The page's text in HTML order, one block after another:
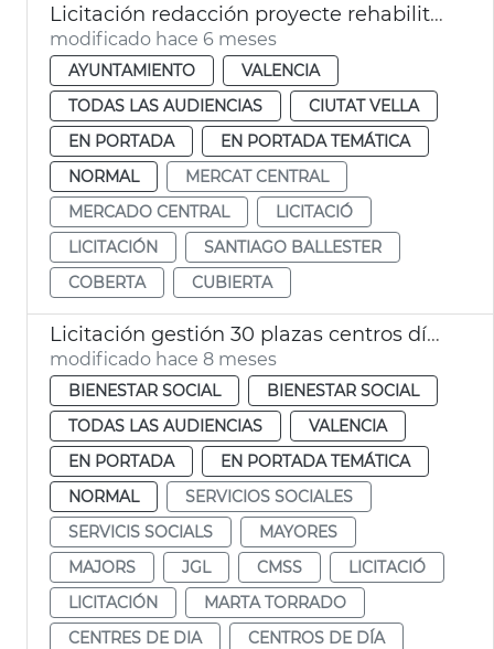
Licitación redacción proyecte rehabilitación cubierta Mercado Central València
modificado hace 6 meses
AYUNTAMIENTO
VALENCIA
TODAS LAS AUDIENCIAS
CIUTAT VELLA
EN PORTADA
EN PORTADA TEMÁTICA
NORMAL
MERCAT CENTRAL
MERCADO CENTRAL
LICITACIÓ
LICITACIÓN
SANTIAGO BALLESTER
COBERTA
CUBIERTA
Licitación gestión 30 plazas centros día titularidad privada
modificado hace 8 meses
BIENESTAR SOCIAL
BIENESTAR SOCIAL
TODAS LAS AUDIENCIAS
VALENCIA
EN PORTADA
EN PORTADA TEMÁTICA
NORMAL
SERVICIOS SOCIALES
SERVICIS SOCIALS
MAYORES
MAJORS
JGL CMSS
LICITACIÓ
LICITACIÓN
MARTA TORRADO
CENTRES DE DIA
CENTROS DE DÍA